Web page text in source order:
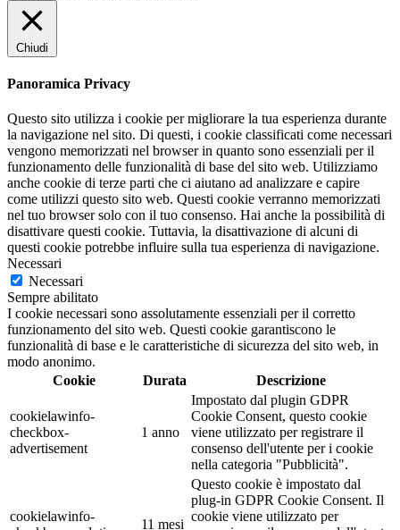
Chiudi
Panoramica Privacy
Questo sito utilizza i cookie per migliorare la tua esperienza durante
la navigazione nel sito. Di questi, i cookie classificati come necessari
vengono memorizzati nel browser in quanto sono essenziali per il
funzionamento delle funzionalità di base del sito web. Utilizziamo
anche cookie di terze parti che ci aiutano ad analizzare e capire
come utilizzi questo sito web. Questi cookie verranno memorizzati
nel tuo browser solo con il tuo consenso. Hai anche la possibilità di
disattivare questi cookie. Tuttavia, la disattivazione di alcuni di
questi cookie potrebbe influire sulla tua esperienza di navigazione.
Necessari
Necessari
Sempre abilitato
I cookie necessari sono assolutamente essenziali per il corretto
funzionamento del sito web. Questi cookie garantiscono le
funzionalità di base e le caratteristiche di sicurezza del sito web, in
modo anonimo.
Cookie
Durata Descrizione
cookielawinfo-
checkbox-
advertisement
1 anno
Impostato dal plugin GDPR
Cookie Consent, questo cookie
viene utilizzato per registrare il
consenso dell'utente per i cookie
nella categoria "Pubblicità".
cookielawinfo-
11 mesi
Questo cookie è impostato dal
plug-in GDPR Cookie Consent. Il
cookie viene utilizzato per